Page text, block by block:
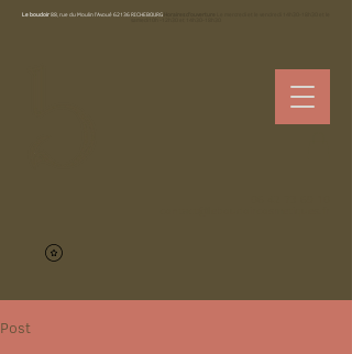
Le boudoir88, rue du Moulin l'Avoué 62136 RICHEBOURG
Post